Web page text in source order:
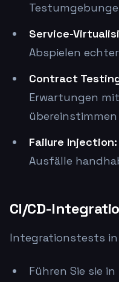
Service-
Abspielen
Contract
Erwartungen
übereinstimmen
Failure Injection:
Ausfälle
CI/CD-
Integrationstests
Führen Sie sie